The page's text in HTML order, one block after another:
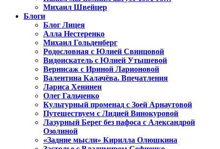
Михаил Швейцер
Блоги
Блог Лицея
Алла Нестеренко
Михаил Гольденберг
Родословная с Юлией Свинцовой
Видоискатель с Юлией Утышевой
Вернисаж с Ириной Ларионовой
Валентина Калачёва. Впечатления
Лариса Хенинен
Олег Гальченко
Культурный променад с Зоей Арнаутовой
Путешествуем с Лидией Винокуровой
Лазурный Берег без пафоса с Александрой
Озолиной
«Задние мысли» Кирилла Олюшкина